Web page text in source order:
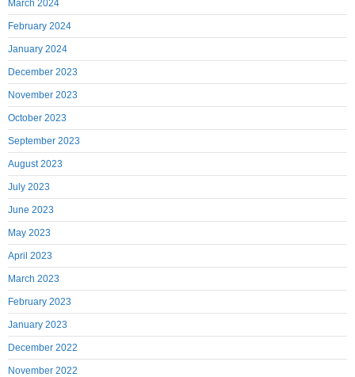
March 2024
February 2024
January 2024
December 2023
November 2023
October 2023
September 2023
August 2023
July 2023
June 2023
May 2023
April 2023
March 2023
February 2023
January 2023
December 2022
November 2022